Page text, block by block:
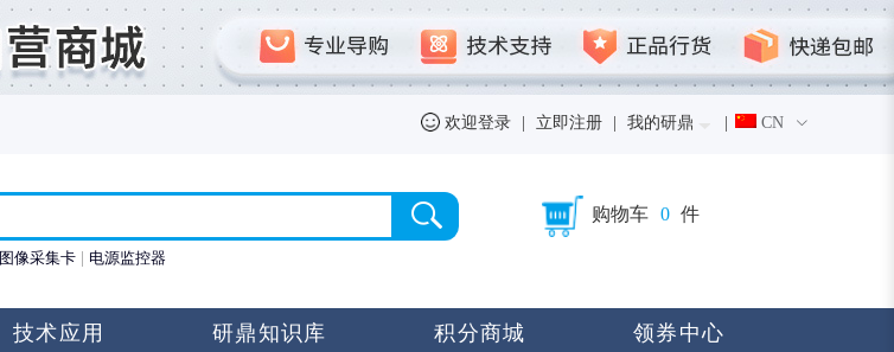
欢迎登录 立即注册 我的研鼎 CN
图像采集卡 电源监控器
购物车 0 件
技术应用 研鼎知识库 积分商城 领券中心